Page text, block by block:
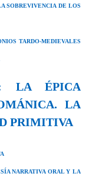
SOBREVIVENCIA DE LOS
TARDO-MEDIEVALES
LA ÉPICA
LA
PRIMITIVA
NARRATIVA ORAL Y LA